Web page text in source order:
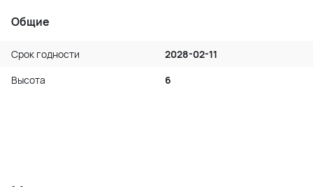
Общие
Срок годности
2028-02-11
Высота
6